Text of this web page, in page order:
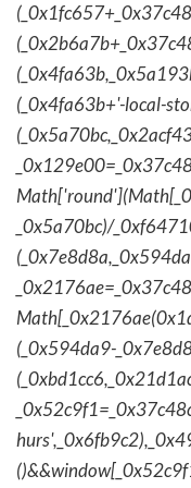
(_0x4fa63b+'-local-
_0x5a70bc)/
(_0x594da9-